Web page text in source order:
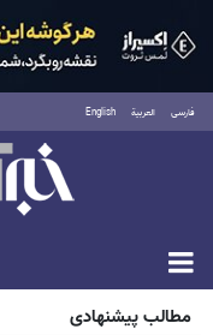
فارسی العربية English
پنجشنبه ۱۵ مرداد ۱۴۰۵
مطالب پیشنهادی